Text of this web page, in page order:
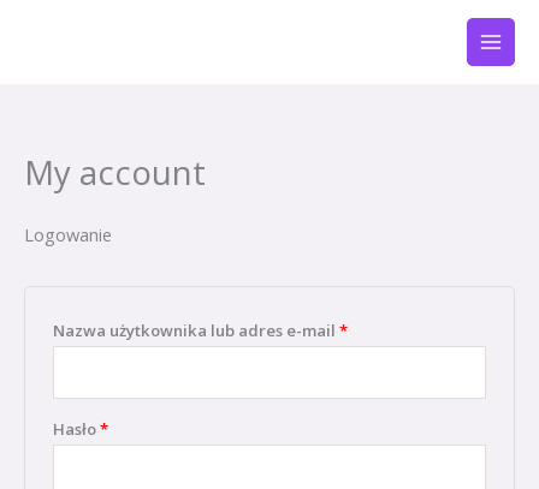
My account
Logowanie
Nazwa użytkownika lub adres e-mail *
Hasło*